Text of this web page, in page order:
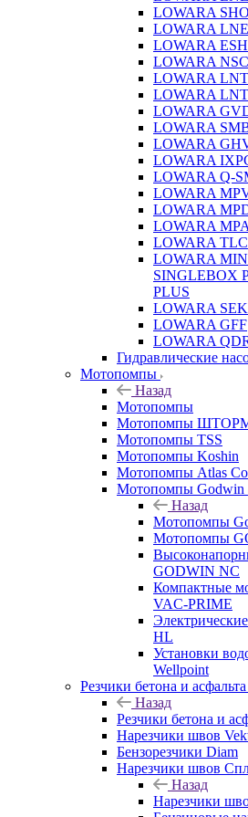
LOWARA
LOWARA
LOWARA
LOWARA
LOWARA
LOWARA
LOWARA
LOWARA
LOWARA
LOWARA
LOWARA Q-
LOWARA
LOWARA
LOWARA MPA
LOWARA TLC
LOWARA
SINGLEBOX
PLUS
LOWARA
LOWARA GFF
LOWARA
Гидравлические
Мотопомпы
Назад
Мотопомпы
Мотопомпы
Мотопомпы TSS
Мотопомпы Koshin
Мотопомпы Atlas
Мотопомпы Godwin
Назад
Мотопомпы
Мотопомпы
GODWIN NC
Компактные
VAC-PRIME
HL
Установки
Wellpoint
Резчики бетона и асфальта
Назад
Резчики бетона и
Нарезчики швов
Бензорезчики Diam
Нарезчики швов
Назад
Нарезчики